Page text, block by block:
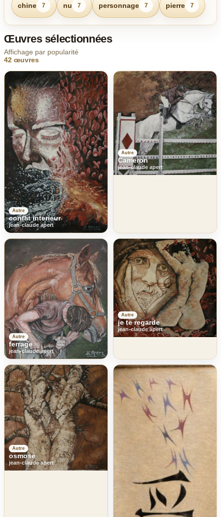
chine 7 nu 7 personnage 7 pierre 7
Œuvres sélectionnées
Affichage par popularité
42 œuvres
Autre
conflit interieur
jean-claude apert
Autre
Cameron
jean-claude apert
Autre
ferrage
jean-claude apert
Autre
je te regarde
jean-claude apert
Autre
osmose
jean-claude apert